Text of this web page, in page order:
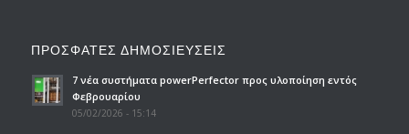
ΠΡΟΣΦΑΤΕΣ ΔΗΜΟΣΙΕΥΣΕΙΣ
7 νέα συστήματα powerPerfector προς υλοποίηση εντός
Φεβρουαρίου
05/02/2026 - 15:14